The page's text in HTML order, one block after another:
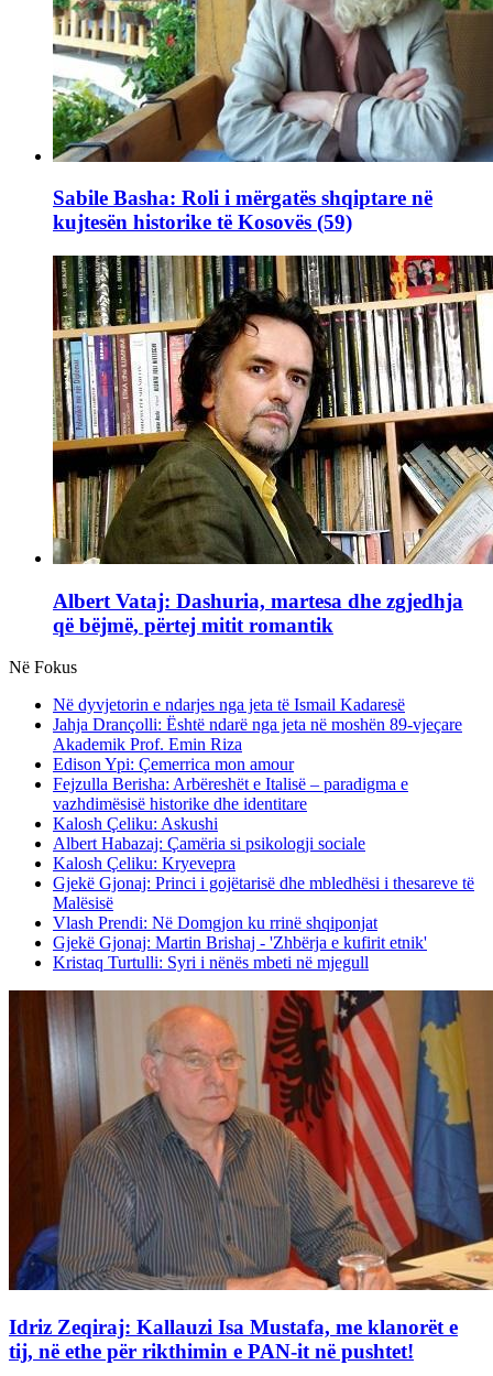
Sabile Basha: Roli i mërgatës shqiptare në
kujtesën historike të Kosovës (59)
Albert Vataj: Dashuria, martesa dhe zgjedhja
që bëjmë, përtej mitit romantik
Në Fokus
Në dyvjetorin e ndarjes nga jeta të Ismail Kadaresë
Jahja Drançolli: Është ndarë nga jeta në moshën 89-vjeçare
Akademik Prof. Emin Riza
Edison Ypi: Çemerrica mon amour
Fejzulla Berisha: Arbëreshët e Italisë – paradigma e
vazhdimësisë historike dhe identitare
Kalosh Çeliku: Askushi
Albert Habazaj: Çamëria si psikologji sociale
Kalosh Çeliku: Kryevepra
Gjekë Gjonaj: Princi i gojëtarisë dhe mbledhësi i thesareve të
Malësisë
Vlash Prendi: Në Domgjon ku rrinë shqiponjat
Gjekë Gjonaj: Martin Brishaj - 'Zhbërja e kufirit etnik'
Kristaq Turtulli: Syri i nënës mbeti në mjegull
Idriz Zeqiraj: Kallauzi Isa Mustafa, me klanorët e
tij, në ethe për rikthimin e PAN-it në pushtet!